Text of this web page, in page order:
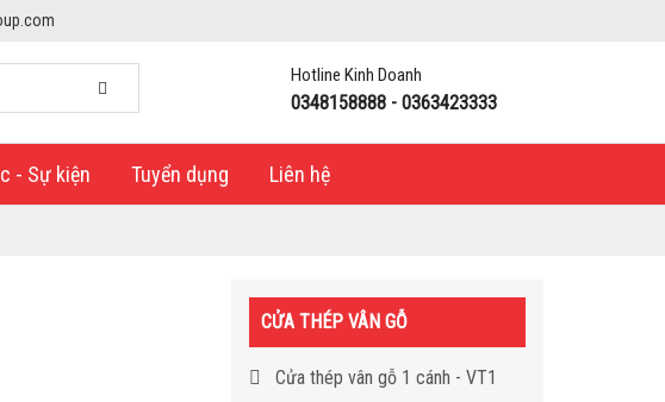
Hotline Kinh Doanh
0348158888 - 0363423333
- Sự kiện Tuyển dụng Liên hệ
CỬA THÉP VÂN GỖ
Cửa thép vân gỗ 1 cánh - VT1